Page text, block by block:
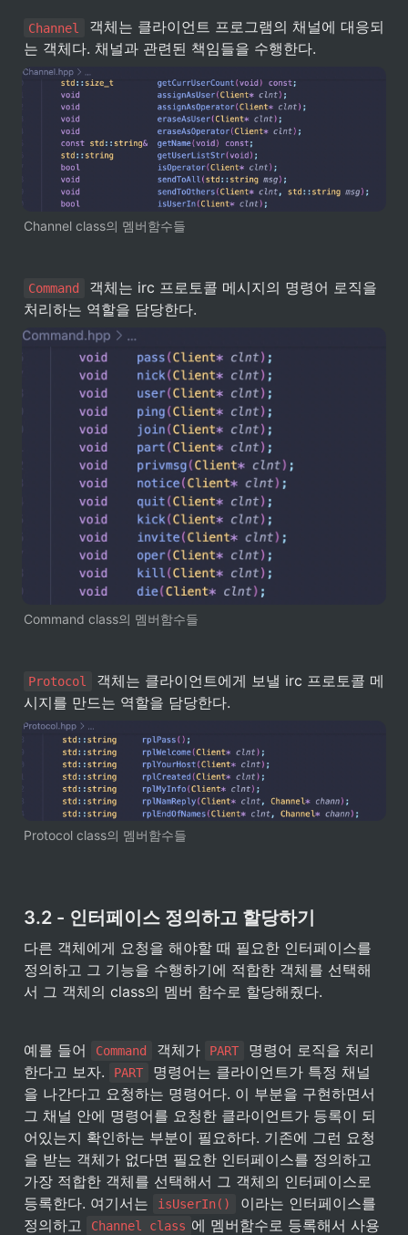
Channel
객체는 클라이언트 프로그램의 채널에 대응되
는 객체다. 채널과 관련된 책임들을 수행한다.
Channel class의 멤버함수들
Command
객체는 irc 프로토콜 메시지의 명령어 로직을
처리하는 역할을 담당한다.
Command class의 멤버함수들
Protocol
객체는 클라이언트에게 보낼 irc 프로토콜 메
시지를 만드는 역할을 담당한다.
Protocol class의 멤버함수들
3.2 - 인터페이스 정의하고 할당하기
다른 객체에게 요청을 해야할 때 필요한 인터페이스를
정의하고 그 기능을 수행하기에 적합한 객체를 선택해
서 그 객체의 class의 멤버 함수로 할당해줬다.
예를 들어 Command 객체가 PART
명령어 로직을 처리
한다고 보자.
PART
명령어는 클라이언트가 특정 채널
을 나간다고 요청하는 명령어다. 이 부분을 구현하면서
그 채널 안에 명령어를 요청한 클라이언트가 등록이 되
어있는지 확인하는 부분이 필요하다. 기존에 그런 요청
을 받는 객체가 없다면 필요한 인터페이스를 정의하고
가장 적합한 객체를 선택해서 그 객체의 인터페이스로
등록한다. 여기서는
isUserIn()
이라는 인터페이스를
정의하고
Channel class 에 멤버함수로 등록해서 사용